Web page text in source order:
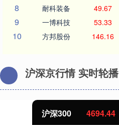
8 耐科装备 49.67
9 一博科技 53.33
10 方邦股份 146.16
沪深京行情 实时轮播
沪深300 4694.44